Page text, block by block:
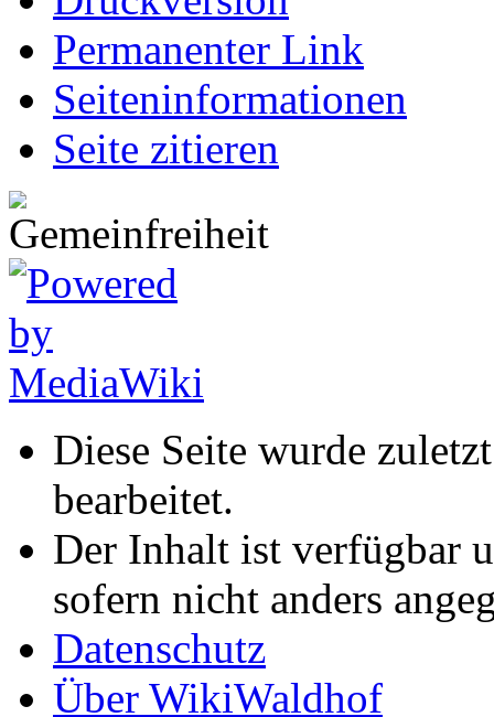
Permanenter Link
Seiten­informationen
Seite zitieren
Diese Seite wurde
bearbeitet.
Der Inhalt ist verfügbar
sofern nicht anders
Datenschutz
Über WikiWaldhof